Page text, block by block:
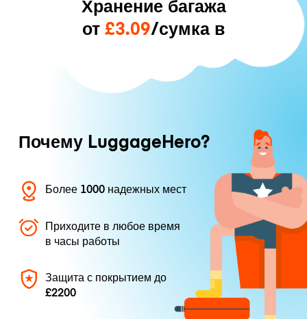
Хранение багажа
от £3.09/сумка в
Почему LuggageHero?
Более 1000 надежных мест
Приходите в любое время
в часы работы
Защита с покрытием до
£2200